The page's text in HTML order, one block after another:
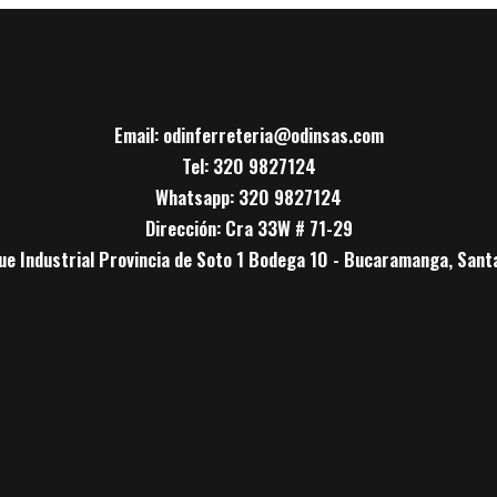
Email: odinferreteria@odinsas.com
Tel: 320 9827124
Whatsapp: 320 9827124
Dirección: Cra 33W # 71-29
Industrial Provincia de Soto 1 Bodega 10 - Bucaramanga,